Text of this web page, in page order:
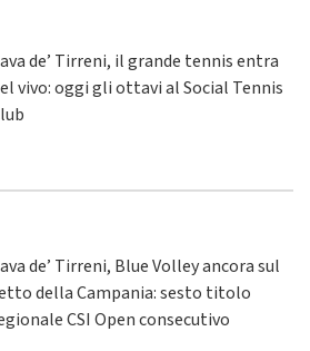
de’ Tirreni, il grande tennis entra
vivo: oggi gli ottavi al Social Tennis
de’ Tirreni, Blue Volley ancora sul
della Campania: sesto titolo
CSI Open consecutivo